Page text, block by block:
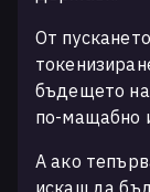
От
бъдещето на
по-мащабно
А ако
искаш да